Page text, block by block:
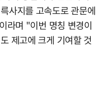
사지를 고속도로 관문에
라며 "이번 명칭 변경이
제고에 크게 기여할 것